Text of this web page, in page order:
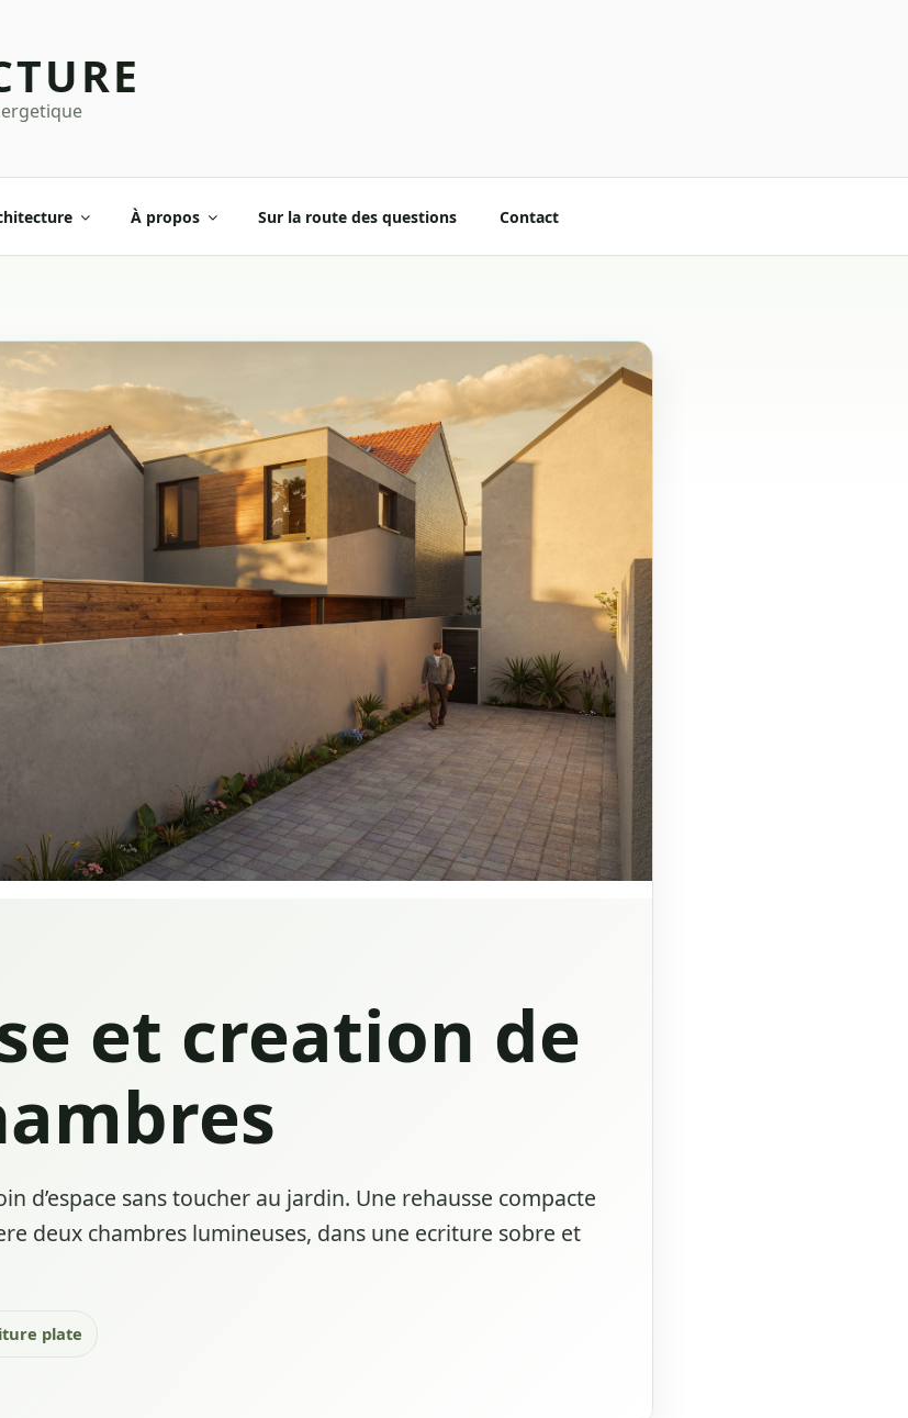
À propos Sur la route des questions Contact
et creation de
d’espace sans toucher au jardin. Une rehausse compacte
deux chambres lumineuses, dans une ecriture sobre et
plate